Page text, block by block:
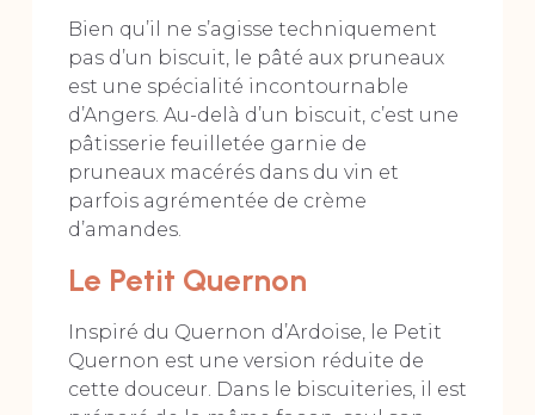
Bien qu’il ne s’agisse techniquement
pas d’un biscuit, le pâté aux pruneaux
est une spécialité incontournable
d’Angers. Au-delà d’un biscuit, c’est une
pâtisserie feuilletée garnie de
pruneaux macérés dans du vin et
parfois agrémentée de crème
d’amandes.
Le Petit Quernon
Inspiré du Quernon d’Ardoise, le Petit
Quernon est une version réduite de
cette douceur. Dans le biscuiteries, il est